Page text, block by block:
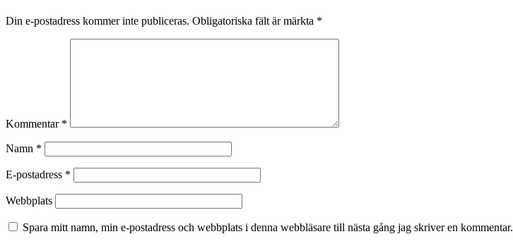
Din e-postadress kommer inte publiceras. Obligatoriska fält är märkta *
Kommentar *
Namn *
E-postadress *
Webbplats
Spara mitt namn, min e-postadress och webbplats i denna webbläsare till nästa gång jag skriver en kommentar.